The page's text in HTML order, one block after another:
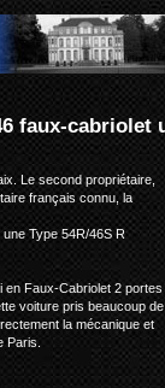
#46236
Le second propriétaire,
français connu, la
Type 54R/46S R
en Faux-Cabriolet 2 portes
voiture pris beaucoup de
la mécanique et
Paris.